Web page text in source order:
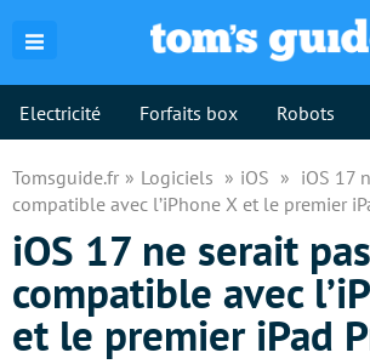
Electricité Forfaits box Robots
Tomsguide.fr Logiciels iOS
iOS 17
compatible avec l’iPhone X et le premier
iOS 17 ne serait pas
compatible avec
et le premier iPad